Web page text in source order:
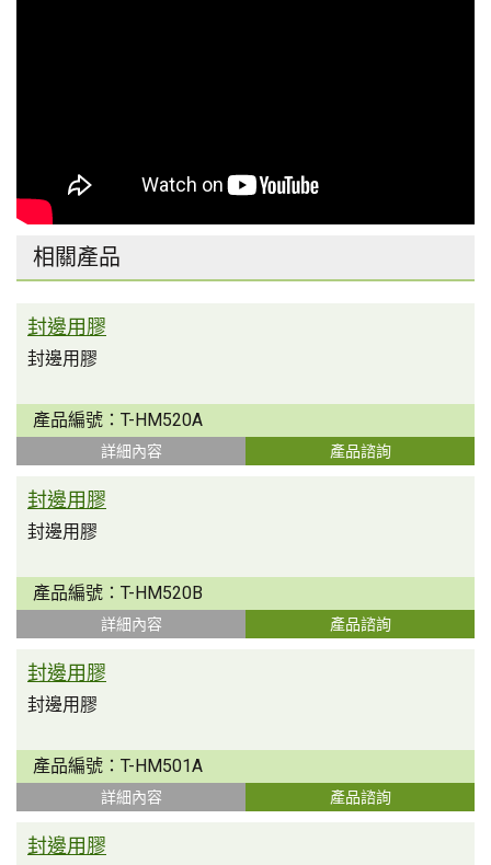
相關產品
封邊用膠
封邊用膠
產品編號： T-HM520A
詳細內容 產品諮詢
封邊用膠
封邊用膠
產品編號： T-HM520B
詳細內容 產品諮詢
封邊用膠
封邊用膠
產品編號： T-HM501A
詳細內容 產品諮詢
封邊用膠